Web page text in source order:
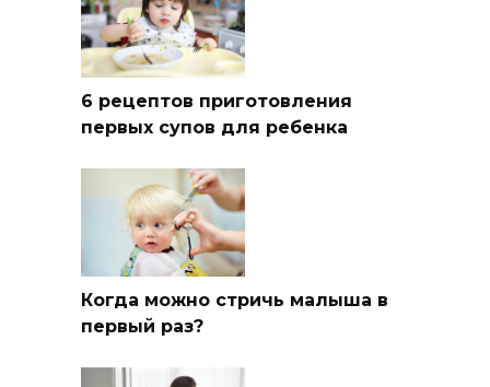
6 рецептов приготовления
первых супов для ребенка
Когда можно стричь малыша в
первый раз?